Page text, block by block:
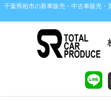
千葉県柏市の新車販売・中古車販売・